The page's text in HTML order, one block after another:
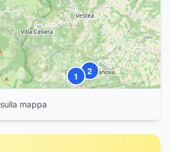
1 2
3
sulla mappa